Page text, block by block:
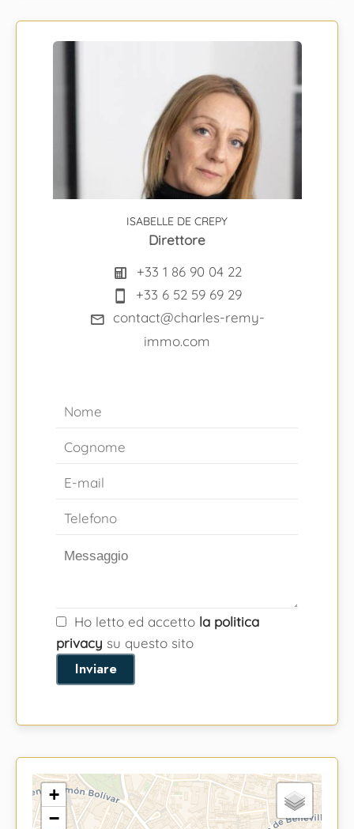
ISABELLE DE CREPY
Direttore
+33 1 86 90 04 22
+33 6 52 59 69 29
contact@charles-remy-
immo.com
Ho letto ed accetto la politica
privacy su questo sito
Inviare
+
−